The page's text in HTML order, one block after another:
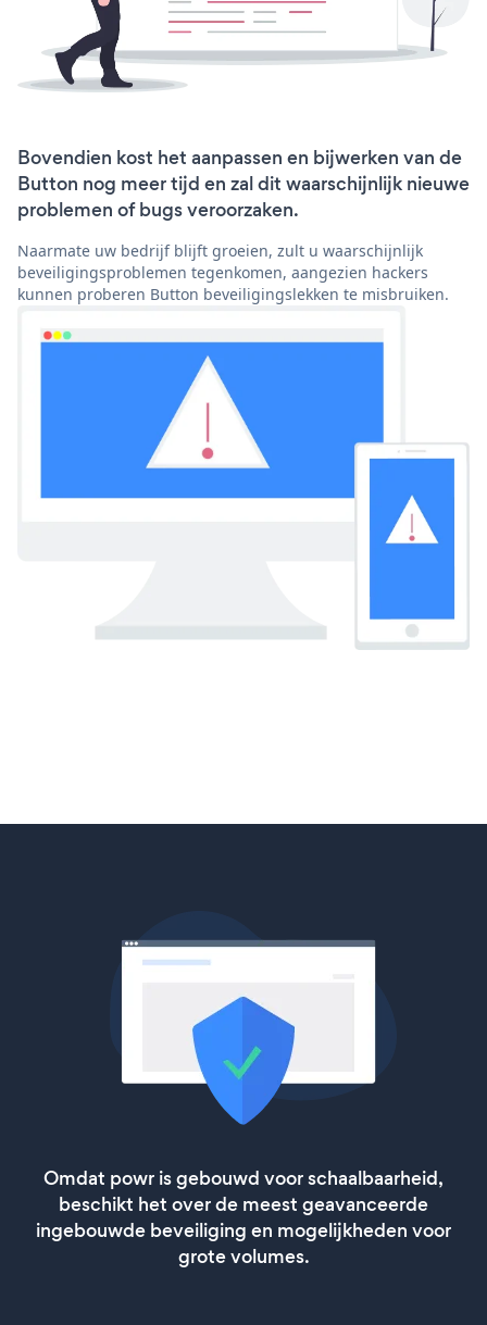
Bovendien kost het aanpassen en bijwerken van de
Button nog meer tijd en zal dit waarschijnlijk nieuwe
problemen of bugs veroorzaken.
Naarmate uw bedrijf blijft groeien, zult u waarschijnlijk
beveiligingsproblemen tegenkomen, aangezien hackers
kunnen proberen Button beveiligingslekken te misbruiken.
Omdat powr is gebouwd voor schaalbaarheid,
beschikt het over de meest geavanceerde
ingebouwde beveiliging en mogelijkheden voor
grote volumes.